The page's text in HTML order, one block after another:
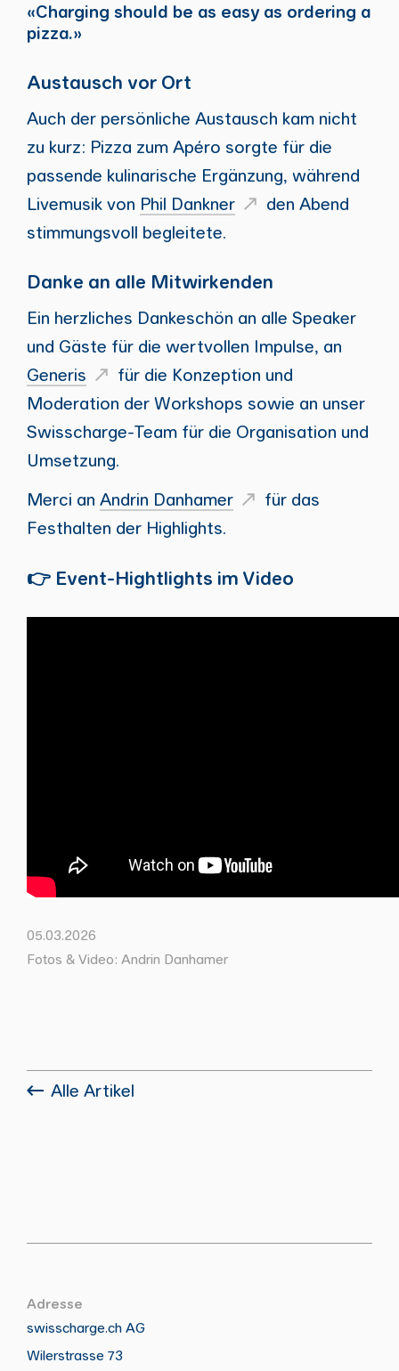
«Charging should be as easy as ordering a
pizza.»
Austausch vor Ort
Auch der persönliche Austausch kam nicht
zu kurz: Pizza zum Apéro sorgte für die
passende kulinarische Ergänzung, während
Livemusik von Phil Dankner
den Abend
stimmungsvoll begleitete.
Danke an alle Mitwirkenden
Ein herzliches Dankeschön an alle Speaker
und Gäste für die wertvollen Impulse, an
Generis
für die Konzeption und
Moderation der Workshops sowie an unser
Swisscharge-Team für die Organisation und
Umsetzung.
Merci an Andrin Danhamer
für das
Festhalten der Highlights.
👉 Event-Hightlights im Video
05.03.2026
Fotos & Video: Andrin Danhamer
Alle Artikel
Adresse
swisscharge.ch AG
Wilerstrasse 73
SchreibenKopieren
AnrufenKopieren